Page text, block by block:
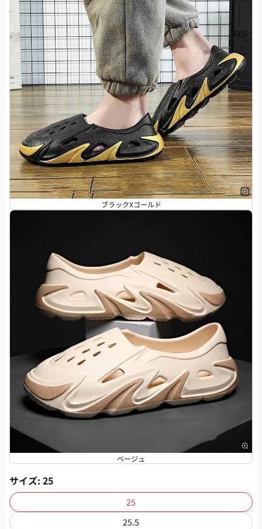
ブラックXゴールド
ベージュ
サイズ: 25
25
25.5